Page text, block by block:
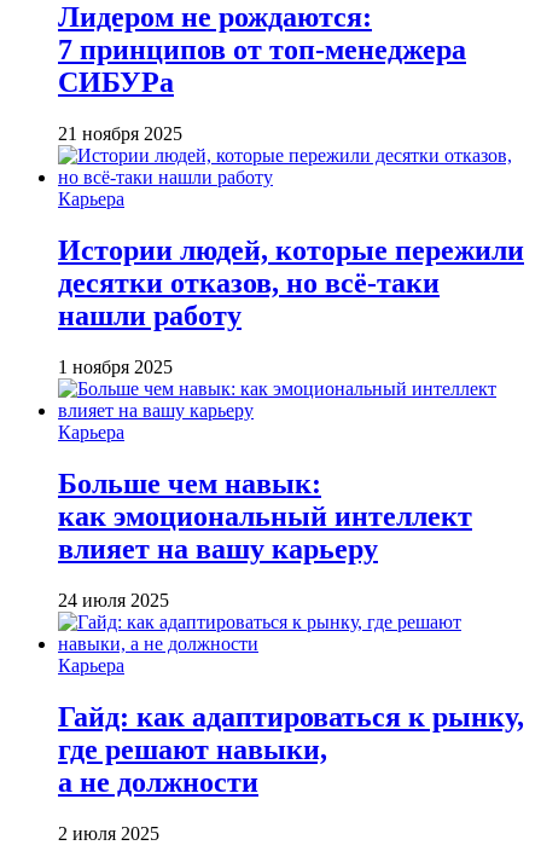
Лидером не рождаются:
7 принципов от топ-менеджера
СИБУРа
21 ноября 2025
Карьера
Истории людей, которые пережили
десятки отказов, но всё-таки
нашли работу
1 ноября 2025
Карьера
Больше чем навык:
как эмоциональный интеллект
влияет на вашу карьеру
24 июля 2025
Карьера
Гайд: как адаптироваться к рынку,
где решают навыки,
а не должности
2 июля 2025